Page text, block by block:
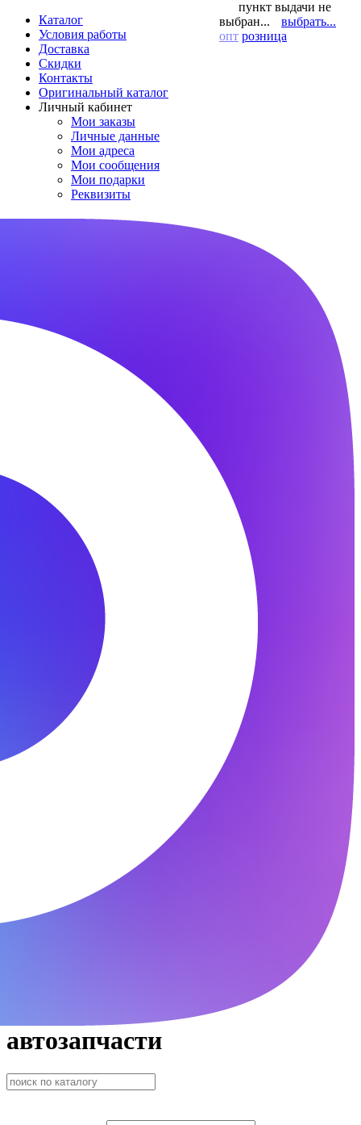
Каталог
Условия работы
Доставка
Скидки
Контакты
Оригинальный каталог
Личный кабинет
Мои заказы
Личные данные
Мои адреса
Мои сообщения
Мои подарки
Реквизиты
пункт выдачи не
выбран...
выбрать...
опт розница
автозапчасти